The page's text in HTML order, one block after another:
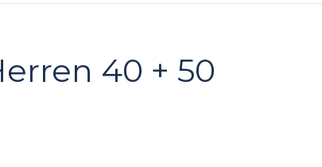
40 + 50